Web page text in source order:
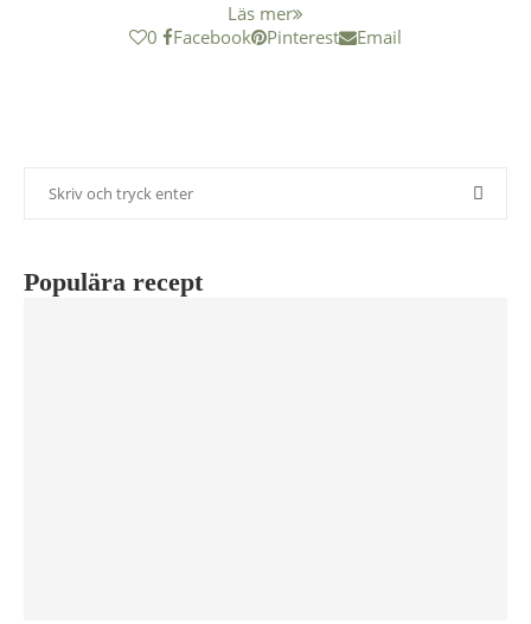
Läs mer
0
Facebook Pinterest Email
Populära recept